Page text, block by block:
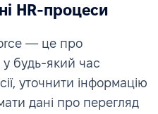
HR-процеси
— це про
у будь-який час
уточнити інформацію
дані про перегляд